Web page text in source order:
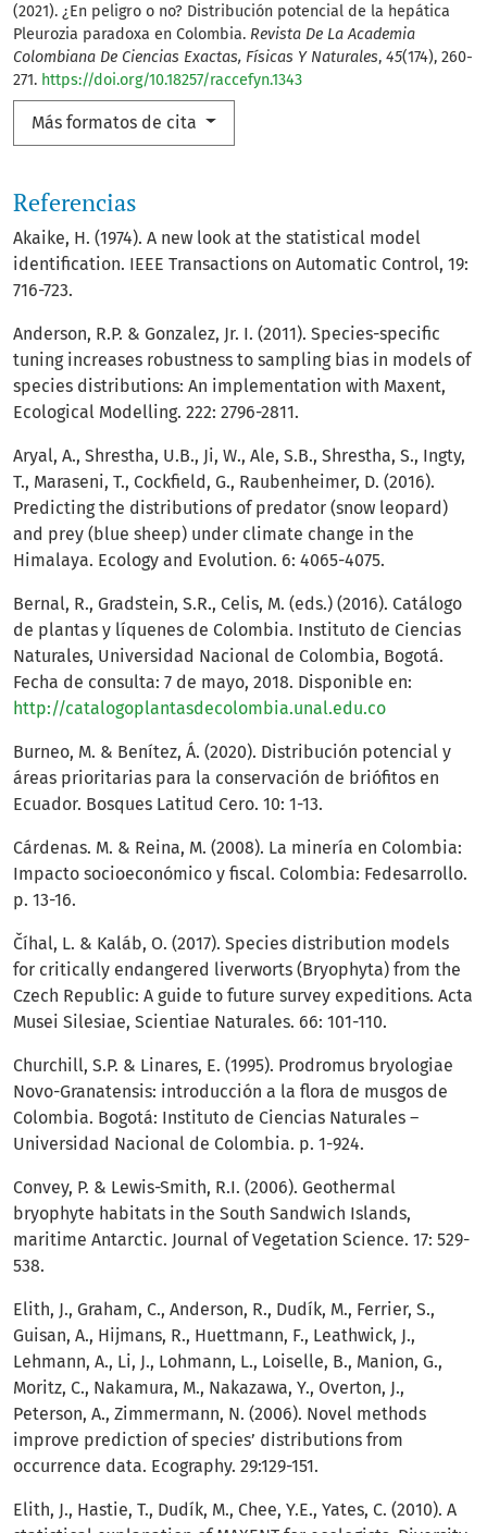
(2021). ¿En peligro o no? Distribución potencial de la hepática
Pleurozia paradoxa en Colombia. Revista De La Academia
Colombiana De Ciencias Exactas, Físicas Y Naturales, 45(174), 260-
271. https://doi.org/10.18257/raccefyn.1343
Más formatos de cita
Referencias
Akaike, H. (1974). A new look at the statistical model
identification. IEEE Transactions on Automatic Control, 19:
716-723.
Anderson, R.P. & Gonzalez, Jr. I. (2011). Species-specific
tuning increases robustness to sampling bias in models of
species distributions: An implementation with Maxent,
Ecological Modelling. 222: 2796-2811.
Aryal, A., Shrestha, U.B., Ji, W., Ale, S.B., Shrestha, S., Ingty,
T., Maraseni, T., Cockfield, G., Raubenheimer, D. (2016).
Predicting the distributions of predator (snow leopard)
and prey (blue sheep) under climate change in the
Himalaya. Ecology and Evolution. 6: 4065-4075.
Bernal, R., Gradstein, S.R., Celis, M. (eds.) (2016). Catálogo
de plantas y líquenes de Colombia. Instituto de Ciencias
Naturales, Universidad Nacional de Colombia, Bogotá.
Fecha de consulta: 7 de mayo, 2018. Disponible en:
http://catalogoplantasdecolombia.unal.edu.co
Burneo, M. & Benítez, Á. (2020). Distribución potencial y
áreas prioritarias para la conservación de briófitos en
Ecuador. Bosques Latitud Cero. 10: 1-13.
Cárdenas. M. & Reina, M. (2008). La minería en Colombia:
Impacto socioeconómico y fiscal. Colombia: Fedesarrollo.
p. 13-16.
Číhal, L. & Kaláb, O. (2017). Species distribution models
for critically endangered liverworts (Bryophyta) from the
Czech Republic: A guide to future survey expeditions. Acta
Musei Silesiae, Scientiae Naturales. 66: 101-110.
Churchill, S.P. & Linares, E. (1995). Prodromus bryologiae
Novo-Granatensis: introducción a la flora de musgos de
Colombia. Bogotá: Instituto de Ciencias Naturales –
Universidad Nacional de Colombia. p. 1-924.
Convey, P. & Lewis-Smith, R.I. (2006). Geothermal
bryophyte habitats in the South Sandwich Islands,
maritime Antarctic. Journal of Vegetation Science. 17: 529-
538.
Elith, J., Graham, C., Anderson, R., Dudík, M., Ferrier, S.,
Guisan, A., Hijmans, R., Huettmann, F., Leathwick, J.,
Lehmann, A., Li, J., Lohmann, L., Loiselle, B., Manion, G.,
Moritz, C., Nakamura, M., Nakazawa, Y., Overton, J.,
Peterson, A., Zimmermann, N. (2006). Novel methods
improve prediction of species’ distributions from
occurrence data. Ecography. 29:129-151.
Elith, J., Hastie, T., Dudík, M., Chee, Y.E., Yates, C. (2010). A